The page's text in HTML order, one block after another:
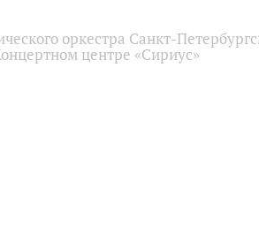
оркестра Санкт-
центре «Сириус»